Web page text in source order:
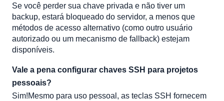
Se você perder sua chave privada e não tiver um
backup, estará bloqueado do servidor, a menos que
métodos de acesso alternativo (como outro usuário
autorizado ou um mecanismo de fallback) estejam
disponíveis.
Vale a pena configurar chaves SSH para projetos
pessoais?
Sim!Mesmo para uso pessoal, as teclas SSH fornecem